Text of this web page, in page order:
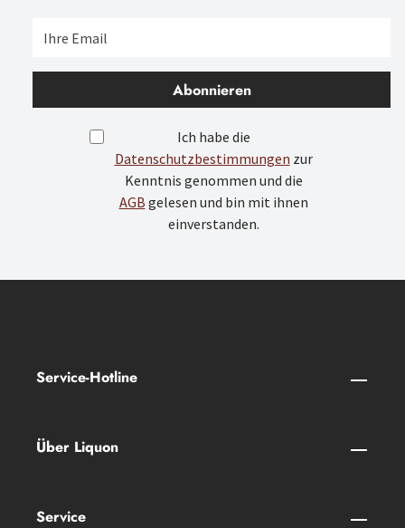
Abonnieren
Ich habe die
Datenschutzbestimmungen zur
Kenntnis genommen und die
AGB gelesen und bin mit ihnen
einverstanden.
Service-Hotline
Über Liquon
Service